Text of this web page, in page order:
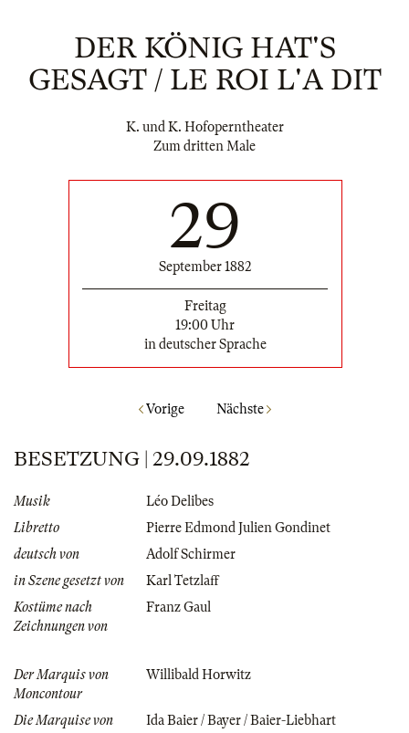
DER KÖNIG HAT'S
GESAGT / LE ROI L'A DIT
K. und K. Hofoperntheater
Zum dritten Male
29
September 1882
Freitag
19:00 Uhr
in deutscher Sprache
Vorige Nächste
BESETZUNG | 29.09.1882
Musik
Léo Delibes
Libretto
Pierre Edmond Julien Gondinet
deutsch von
Adolf Schirmer
in Szene gesetzt von
Karl Tetzlaff
Kostüme nach
Zeichnungen von
Franz Gaul
Der Marquis von
Moncontour
Willibald Horwitz
Die Marquise von
Ida Baier / Bayer / Baier-Liebhart